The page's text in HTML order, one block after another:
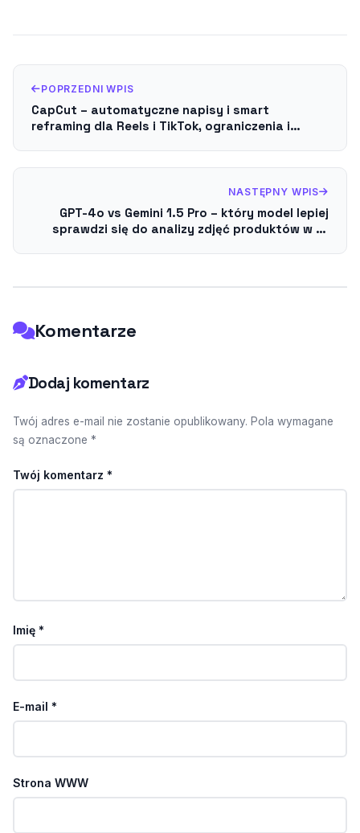
POPRZEDNI WPIS
CapCut – automatyczne napisy i smart
reframing dla Reels i TikTok, ograniczenia i
NASTĘPNY WPIS
GPT-4o vs Gemini 1.5 Pro – który model lepiej
sprawdzi się do analizy zdjęć produktów w e-
Komentarze
Dodaj komentarz
Twój adres e-mail nie zostanie opublikowany. Pola wymagane
są oznaczone *
Twój komentarz *
Imię *
E-mail *
Strona WWW